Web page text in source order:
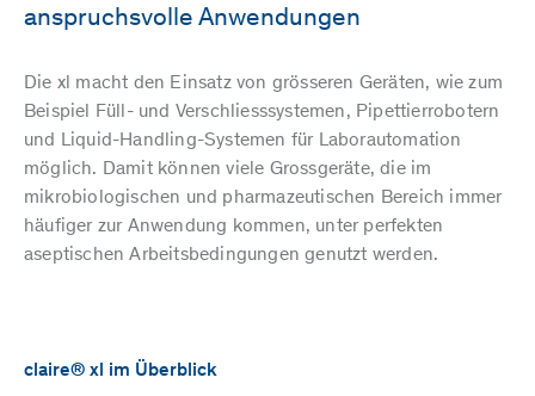
anspruchsvolle Anwendungen
Die xl macht den Einsatz von grösseren Geräten, wie zum
Beispiel Füll- und Verschliesssystemen, Pipettierrobotern
und Liquid-Handling-Systemen für Laborautomation
möglich. Damit können viele Grossgeräte, die im
mikrobiologischen und pharmazeutischen Bereich immer
häufiger zur Anwendung kommen, unter perfekten
aseptischen Arbeitsbedingungen genutzt werden.
claire® xl im Überblick